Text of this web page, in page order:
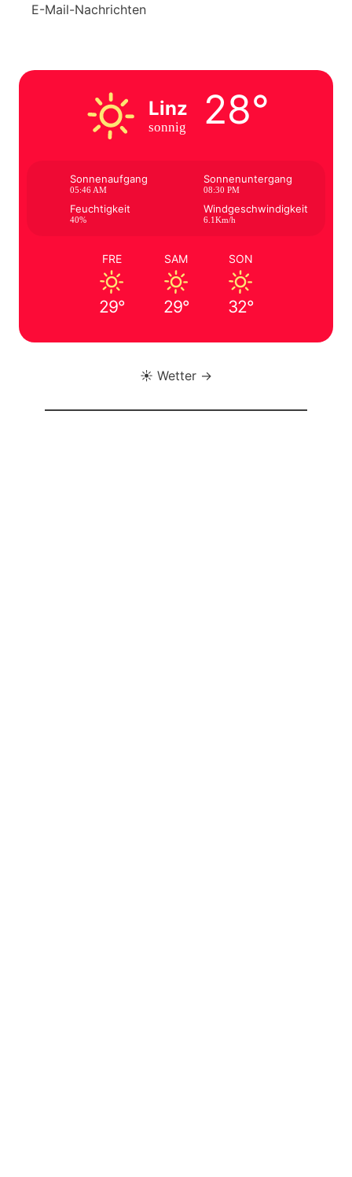
E-Mail-Nachrichten
Linz
sonnig 28°
Sonnenaufgang
05:46 AM
Sonnenuntergang
08:30 PM
Feuchtigkeit
40%
Windgeschwindigkeit
6.1Km/h
FRE
29°
SAM
29°
SON
32°
☀️ Wetter →